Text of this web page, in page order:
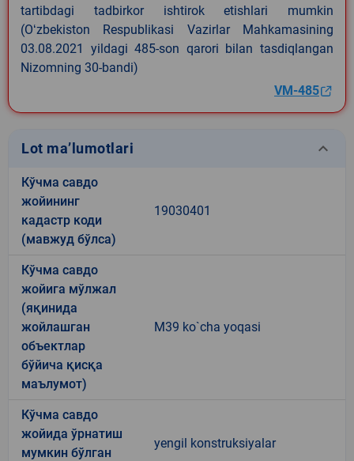
tartibdagi tadbirkor ishtirok etishlari mumkin
(Oʻzbekiston Respublikasi Vazirlar Mahkamasining
03.08.2021 yildagi 485-son qarori bilan tasdiqlangan
Nizomning 30-bandi)
VM-485
Lot ma’lumotlari keyboard_arrow_down
Кўчма савдо
жойининг
кадастр коди
(мавжуд бўлса)
19030401
Кўчма савдо
жойига мўлжал
(яқинида
жойлашган
объектлар
бўйича қисқа
маълумот)
M39 ko`cha yoqasi
Кўчма савдо
жойида ўрнатиш
мумкин бўлган
yengil konstruksiyalar